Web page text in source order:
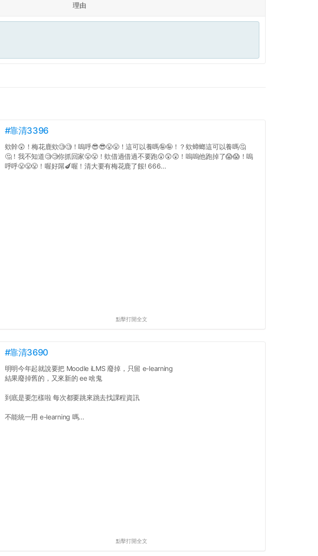
理由
#靠清3396
欸幹😲！梅花鹿欸🧐🧐！嗚呼😎😎😤😤！這可以養嗎🤪🤪！？欸蟑螂這可以養嗎🤔
🤔！我不知道🧐🧐你抓回家😤😤！欸借過借過不要跑😲😲😲！嗚嗚他跑掉了😱😱！嗚
呼呼😤😤😤！喔好屌🍆喔！清大要有梅花鹿了餒! 666...
點擊打開全文
#靠清3690
明明今年起就說要把 Moodle iLMS 廢掉，只留 e-learning
結果廢掉舊的，又來新的 ee 啥鬼
到底是要怎樣啦 每次都要跳來跳去找課程資訊
不能統一用 e-learning 嗎...
點擊打開全文